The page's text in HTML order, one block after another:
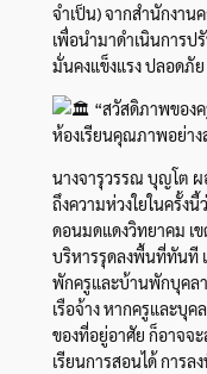
จำเป็น) จากสำนักงา
เพื่อนำมาดำเนินการ
มั่นคงแข็งแรง ปลอดภั
“สวัสดิภาพของ
ห้องเรียนคุณภาพอย่าง
นางจารุวรรณ บุญโต
ถึงความห่วงใยในครั้งนี้
ดอนมดแดงวิทยาคม เ
บริหารรุดลงพื้นที่ทันที
พักครูและบ้านพักบุคล
เรือจ้าง หากครูและบุค
ของที่อยู่อาศัย ก็อาจจ
เรียนการสอนได้ การ